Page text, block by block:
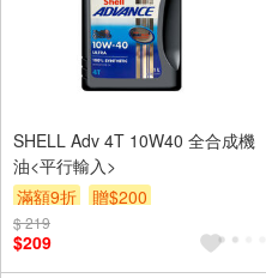
SHELL Adv 4T 10W40 全合成機
油<平行輸入>
滿額9折
贈$200
$ 219
$209